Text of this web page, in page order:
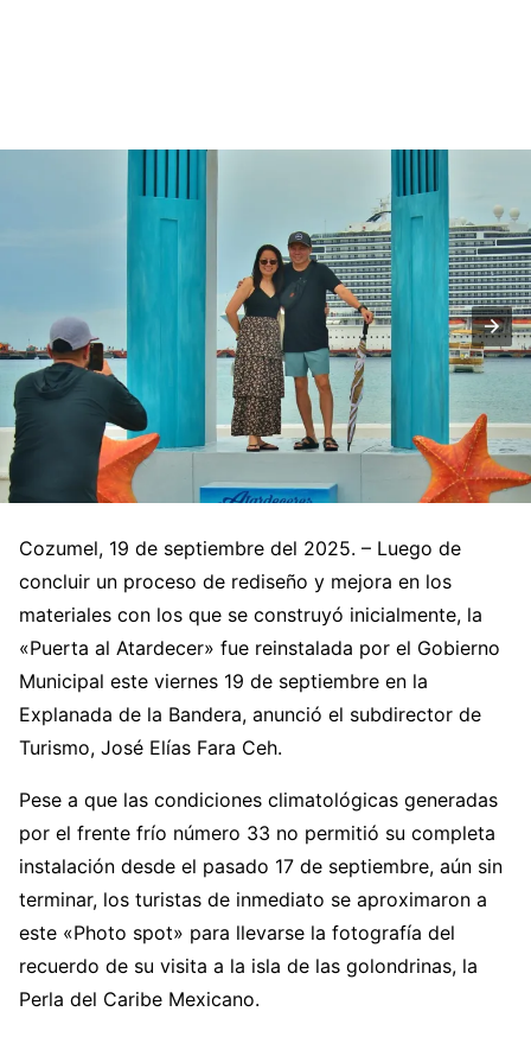
Cozumel, 19 de septiembre del 2025. – Luego de
concluir un proceso de rediseño y mejora en los
materiales con los que se construyó inicialmente, la
«Puerta al Atardecer» fue reinstalada por el Gobierno
Municipal este viernes 19 de septiembre en la
Explanada de la Bandera, anunció el subdirector de
Turismo, José Elías Fara Ceh.
Pese a que las condiciones climatológicas generadas
por el frente frío número 33 no permitió su completa
instalación desde el pasado 17 de septiembre, aún sin
terminar, los turistas de inmediato se aproximaron a
este «Photo spot» para llevarse la fotografía del
recuerdo de su visita a la isla de las golondrinas, la
Perla del Caribe Mexicano.